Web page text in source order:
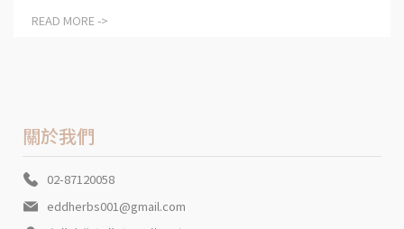
READ MORE ->
關於我們
02-87120058
eddherbs001@gmail.com